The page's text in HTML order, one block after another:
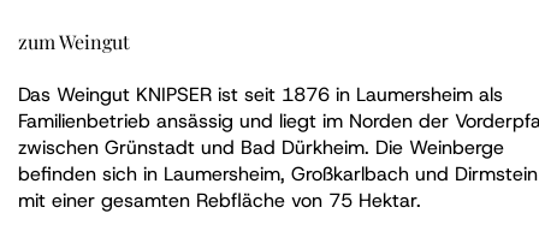
zum Weingut
Das Weingut KNIPSER ist seit 1876 in Laumersheim als
Familienbetrieb ansässig und liegt im Norden der
zwischen Grünstadt und Bad Dürkheim. Die Weinberge
befinden sich in Laumersheim, Großkarlbach und Dirmstein
mit einer gesamten Rebfläche von 75 Hektar.